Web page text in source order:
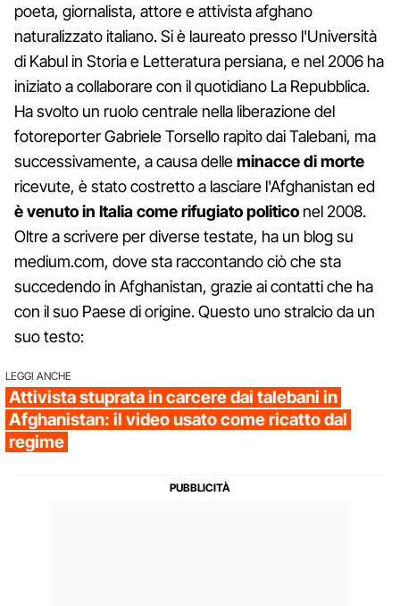
poeta, giornalista, attore e attivista afghano
naturalizzato italiano. Si è laureato presso l'Università
di Kabul in Storia e Letteratura persiana, e nel 2006 ha
iniziato a collaborare con il quotidiano La Repubblica.
Ha svolto un ruolo centrale nella liberazione del
fotoreporter Gabriele Torsello rapito dai Talebani, ma
successivamente, a causa delleminacce di morte
ricevute, è stato costretto a lasciare l'Afghanistan ed
è venuto in Italia come rifugiato politico nel 2008.
Oltre a scrivere per diverse testate, ha un blog su
medium.com, dove sta raccontando ciò che sta
succedendo in Afghanistan, grazie ai contatti che ha
con il suo Paese di origine. Questo uno stralcio da un
suo testo:
LEGGI ANCHE
Attivista stuprata in carcere dai talebani in
Afghanistan: il video usato come ricatto dal
regime